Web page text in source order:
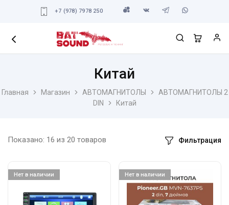
+7 (978) 7978 250
Главная Магазин АВТОМАГНИТОЛЫ
АВТОМАГНИТОЛЫ 2
DIN
Китай
Китай
Показано: 16 из 20 товаров Фильтрация
Нет в наличии Нет в наличии